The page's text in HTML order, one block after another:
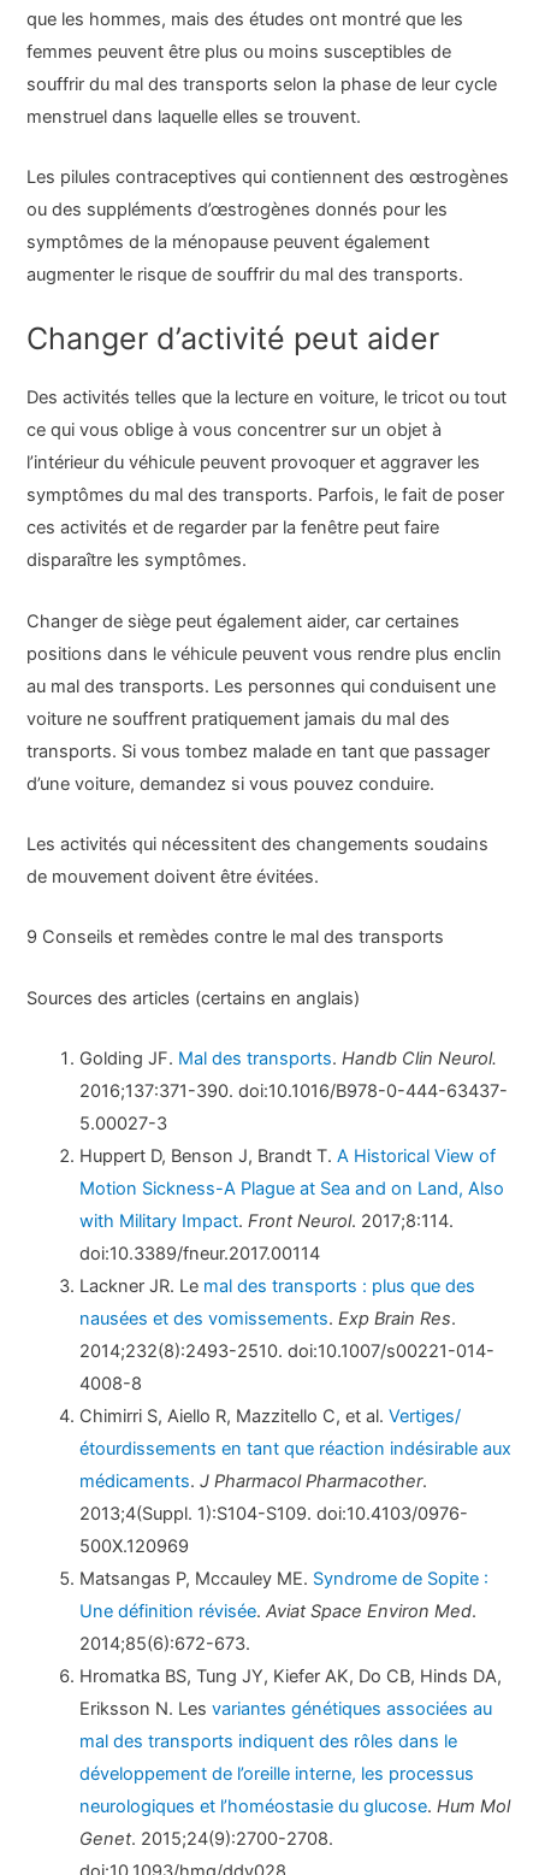
que les hommes, mais des études ont montré que les
femmes peuvent être plus ou moins susceptibles de
souffrir du mal des transports selon la phase de leur cycle
menstruel dans laquelle elles se trouvent.
Les pilules contraceptives qui contiennent des œstrogènes
ou des suppléments d’œstrogènes donnés pour les
symptômes de la ménopause peuvent également
augmenter le risque de souffrir du mal des transports.
Changer d’activité peut aider
Des activités telles que la lecture en voiture, le tricot ou tout
ce qui vous oblige à vous concentrer sur un objet à
l’intérieur du véhicule peuvent provoquer et aggraver les
symptômes du mal des transports. Parfois, le fait de poser
ces activités et de regarder par la fenêtre peut faire
disparaître les symptômes.
Changer de siège peut également aider, car certaines
positions dans le véhicule peuvent vous rendre plus enclin
au mal des transports. Les personnes qui conduisent une
voiture ne souffrent pratiquement jamais du mal des
transports. Si vous tombez malade en tant que passager
d’une voiture, demandez si vous pouvez conduire.
Les activités qui nécessitent des changements soudains
de mouvement doivent être évitées.
9 Conseils et remèdes contre le mal des transports
Sources des articles (certains en anglais)
Golding JF. Mal des transports.Handb Clin Neurol.
2016;137:371-390. doi:10.1016/B978-0-444-63437-
5.00027-3
Huppert D, Benson J, Brandt T.A Historical View of
Motion Sickness-A Plague at Sea and on Land, Also
with Military Impact.Front Neurol. 2017;8:114.
doi:10.3389/fneur.2017.00114
Lackner JR. Le mal des transports : plus que des
nausées et des vomissements.Exp Brain Res.
2014;232(8):2493-2510. doi:10.1007/s00221-014-
4008-8
Chimirri S, Aiello R, Mazzitello C, et al.Vertiges/
étourdissements en tant que réaction indésirable aux
médicaments.J Pharmacol Pharmacother.
2013;4(Suppl. 1):S104-S109. doi:10.4103/0976-
500X.120969
Matsangas P, Mccauley ME. Syndrome de Sopite :
Une définition révisée.Aviat Space Environ Med.
2014;85(6):672-673.
Hromatka BS, Tung JY, Kiefer AK, Do CB, Hinds DA,
Eriksson N. Lesvariantes génétiques associées au
mal des transports indiquent des rôles dans le
développement de l’oreille interne, les processus
neurologiques et l’homéostasie du glucose.Hum Mol
Genet. 2015;24(9):2700-2708.